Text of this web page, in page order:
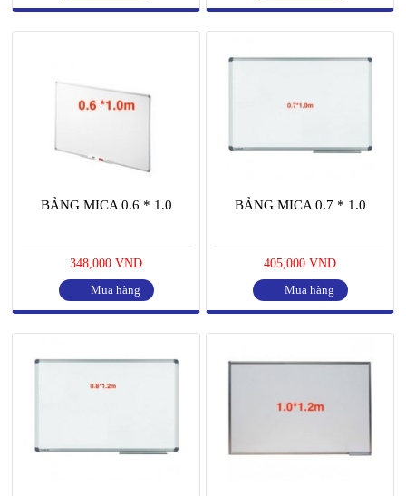
BẢNG MICA 0.6 * 1.0
348,000 VND
Mua hàng
BẢNG MICA 0.7 * 1.0
405,000 VND
Mua hàng